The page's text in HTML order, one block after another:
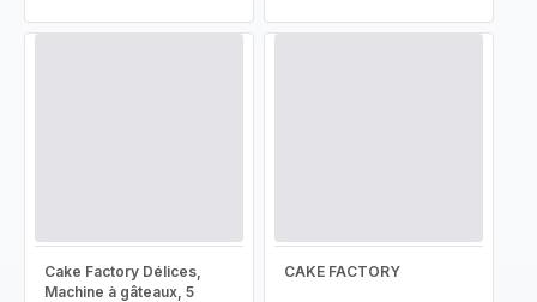
Cake Factory Délices,
Machine à gâteaux, 5
CAKE FACTORY